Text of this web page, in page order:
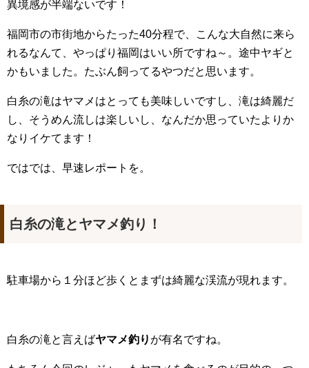
異境感が半端ないです！
福岡市の市街地からたった40分程で、こんな大自然に来ら
れるなんて、やっぱり福岡はいい所ですね～。途中ヤギと
かもいました。たぶん飼ってるやつだと思います。
白糸の滝はヤマメはとっても美味しいですし、滝は綺麗だ
し、そうめん流しは楽しいし、なんだか思っていたよりか
なりイケてます！
ではでは、早速レポートを。
白糸の滝とヤマメ釣り！
駐車場から１分ほど歩くとまずは綺麗な渓流が現れます。
白糸の滝と言えばヤマメ釣り が有名ですね。